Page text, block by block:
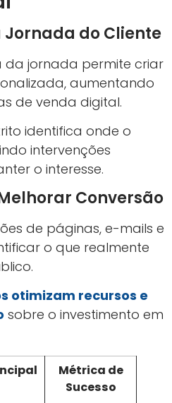
digital aproveita o
que passam
comprar com
Parcerias